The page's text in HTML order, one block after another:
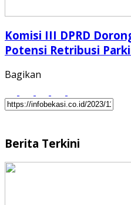
Komisi III DPRD
Potensi Retribusi
Bagikan
Berita Terkini